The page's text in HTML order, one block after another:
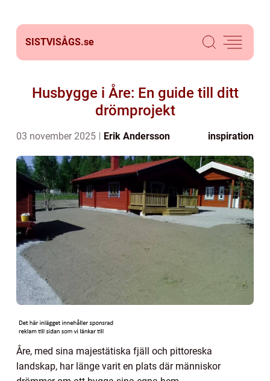
SISTVISÅGS.se
Husbygge i Åre: En guide till ditt
drömprojekt
03 november 2025 Erik Andersson inspiration
Åre, med sina majestätiska fjäll och pittoreska
landskap, har länge varit en plats där människor